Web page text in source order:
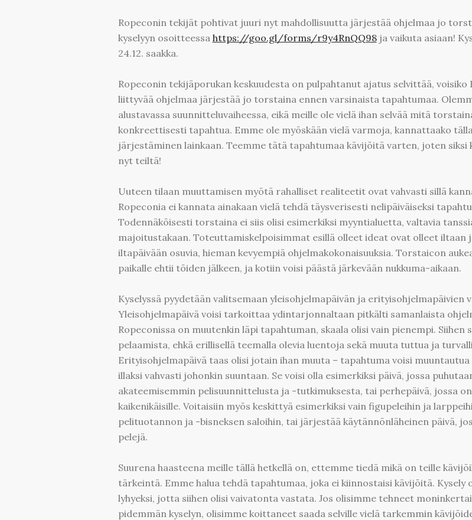
Ropeconin tekijät pohtivat juuri nyt mahdollisuutta järjestää ohjelmaa jo
kyselyyn osoitteessa https://goo.gl/forms/r9y4RnQQ98ja vaikuta asiaan!
24.12. saakka.
Ropeconin tekijäporukan keskuudesta on pulpahtanut ajatus selvittää, voisiko
liittyvää ohjelmaa järjestää jo torstaina ennen varsinaista tapahtumaa.
alustavassa suunnitteluvaiheessa, eikä meille ole vielä ihan selvää mitä
konkreettisesti tapahtua. Emme ole myöskään vielä varmoja, kannattaako
järjestäminen lainkaan. Teemme tätä tapahtumaa kävijöitä varten, joten siksi
nyt teiltä!
Uuteen tilaan muuttamisen myötä rahalliset realiteetit ovat vahvasti sillä
Ropeconia ei kannata ainakaan vielä tehdä täysverisesti nelipäiväiseksi
Todennäköisesti torstaina ei siis olisi esimerkiksi myyntialuetta, valtavia
majoitustakaan. Toteuttamiskelpoisimmat esillä olleet ideat ovat olleet iltaan
iltapäivään osuvia, hieman kevyempiä ohjelmakokonaisuuksia. Torstaicon
paikalle ehtii töiden jälkeen, ja kotiin voisi päästä järkevään nukkuma-aikaan.
Kyselyssä pyydetään valitsemaan yleisohjelmapäivän ja erityisohjelmapäivien
Yleisohjelmapäivä voisi tarkoittaa ydintarjonnaltaan pitkälti samanlaista
Ropeconissa on muutenkin läpi tapahtuman, skaala olisi vain pienempi. Siihen
pelaamista, ehkä erillisellä teemalla olevia luentoja sekä muuta tuttua ja
Erityisohjelmapäivä taas olisi jotain ihan muuta – tapahtuma voisi muuntautua
illaksi vahvasti johonkin suuntaan. Se voisi olla esimerkiksi päivä, jossa
akateemisemmin pelisuunnittelusta ja -tutkimuksesta, tai perhepäivä, jossa
kaikenikäisille. Voitaisiin myös keskittyä esimerkiksi vain figupeleihin ja
pelituotannon ja -bisneksen saloihin, tai järjestää käytännönläheinen päivä,
pelejä.
Suurena haasteena meille tällä hetkellä on, ettemme tiedä mikä on teille
tärkeintä. Emme halua tehdä tapahtumaa, joka ei kiinnostaisi kävijöitä. Kysely
lyhyeksi, jotta siihen olisi vaivatonta vastata. Jos olisimme tehneet
pidemmän kyselyn, olisimme koittaneet saada selville vielä tarkemmin